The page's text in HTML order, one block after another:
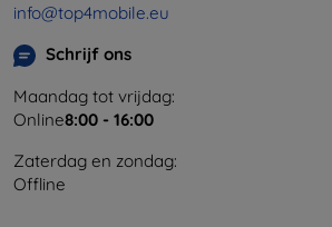
info@top4mobile.eu
Schrijf ons
Maandag tot vrijdag:
Online8:00 - 16:00
Zaterdag en zondag:
Offline